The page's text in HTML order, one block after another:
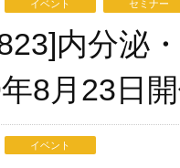
イベント セミナー
内分泌
年8月23日
イベント